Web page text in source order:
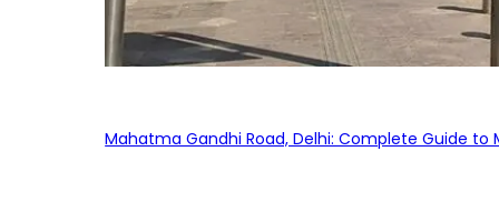
Mahatma Gandhi Road, Delhi: Complete Guide